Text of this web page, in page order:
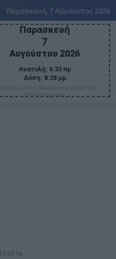
Παρασκευή, 7 Αύγουστος 2026
Παρασκευή
7
Αυγούστου 2026
Ανατολή: 6:33 πμ
Δύση: 8:28 μμ
οσίου, Νικάνορος οσίου του
θαυματουργού
πμ